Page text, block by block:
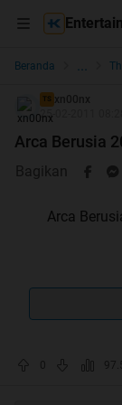
Beranda ...
TS xn00nx
25-02-2011 08:28
Arca Berusia
Bagikan
Arca
Sebuah
bahwa
atas batu karang